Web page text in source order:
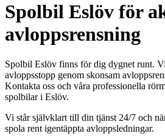
Spolbil Eslöv för
avloppsrensning
Spolbil Eslöv finns för dig dygnet runt.
avloppsstopp genom skonsam
Kontakta oss och våra professionella
spolbilar i Eslöv.
Vi står självklart till din tjänst 24/7 och
spola rent igentäppta avloppsledningar.